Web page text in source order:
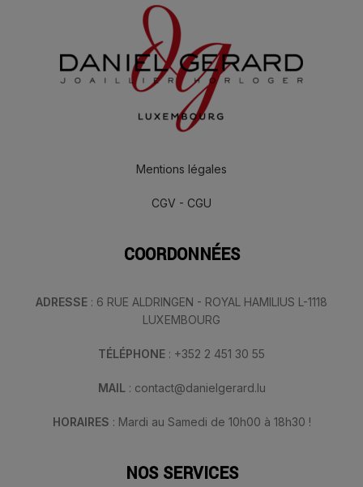
Mentions légales
CGV - CGU
COORDONNÉES
ADRESSE : 6 RUE ALDRINGEN - ROYAL HAMILIUS L-1118
LUXEMBOURG
TÉLÉPHONE : +352 2 451 30 55
MAIL : contact@danielgerard.lu
HORAIRES : Mardi au Samedi de 10h00 à 18h30 !
NOS SERVICES